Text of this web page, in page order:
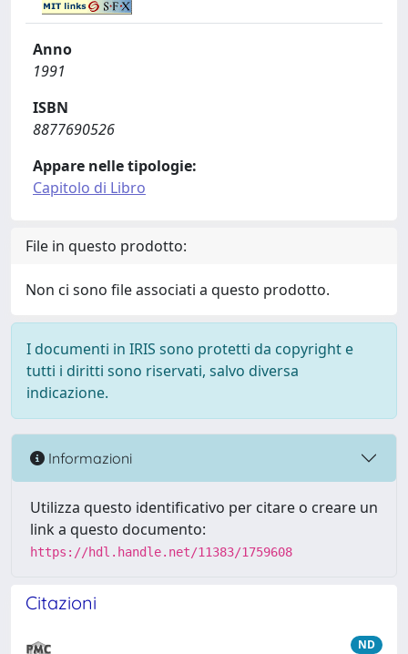
Anno
1991
ISBN
8877690526
Appare nelle tipologie:
Capitolo di Libro
File in questo prodotto:
Non ci sono file associati a questo prodotto.
I documenti in IRIS sono protetti da copyright e
tutti i diritti sono riservati, salvo diversa
indicazione.
Informazioni
Utilizza questo identificativo per citare o creare un
link a questo documento:
https://hdl.handle.net/11383/1759608
Citazioni
ND